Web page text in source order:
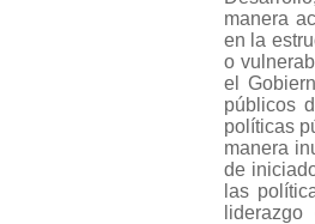
manera
en la
o
el
públicos
políticas
manera
de
las